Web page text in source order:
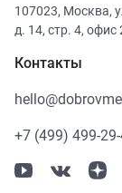
107023, Москва,
д. 14, стр. 4, офис
Контакты
+7 (499) 499-